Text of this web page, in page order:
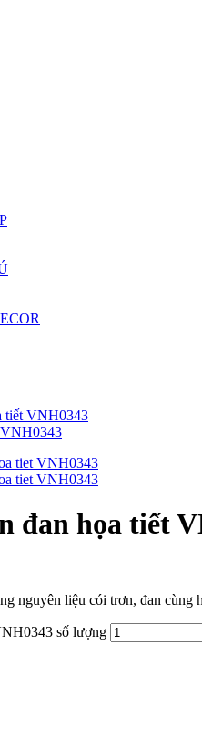
tiết VNH0343
đan họa tiết
nguyên liệu cói trơn, đan cùng
số lượng